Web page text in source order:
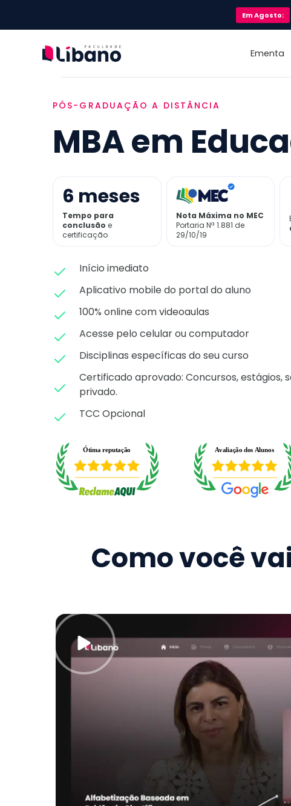
EmAgosto:
Ementa
PÓS-GRADUAÇÃO A DISTÂNCIA
MBA em
6 meses
Tempo para
conclusão e
certificação
Nota Máxima no MEC
Portaria Nª 1.881 de
29/10/19
Início imediato
Aplicativo mobile do portal do aluno
100% online com videoaulas
Acesse pelo celular ou computador
Disciplinas específicas do seu curso
Certificado aprovado: Concursos, estágios,
privado.
TCC Opcional
Como você